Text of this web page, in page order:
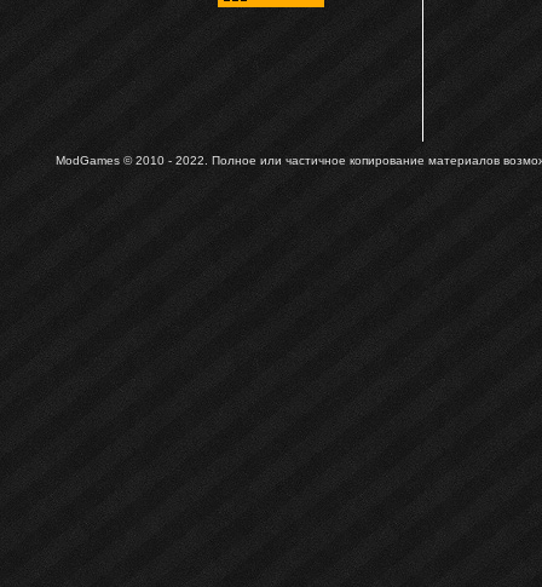
ModGames © 2010 - 2022. Полное или частичное копирование материалов